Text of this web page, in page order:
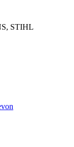
STIHL